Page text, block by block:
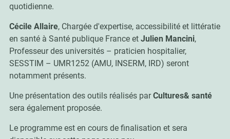
quotidienne.
Cécile Allaire, Chargée d'expertise, accessibilité et littératie
en santé à Santé publique France et Julien Mancini,
Professeur des universités – praticien hospitalier,
SESSTIM – UMR1252 (AMU, INSERM, IRD) seront
notamment présents.
Une présentation des outils réalisés parCultures& santé
sera également proposée.
Le programme est en cours de finalisation et sera